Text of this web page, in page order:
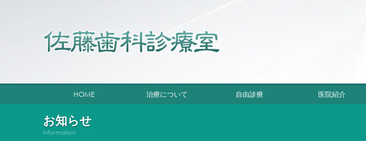
HOME 治療について 自由診療 医院紹介
お知らせ
Information